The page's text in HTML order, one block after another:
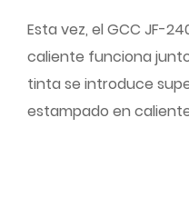
Esta vez, el GCC JF-
caliente funciona
tinta se introduce
estampado en